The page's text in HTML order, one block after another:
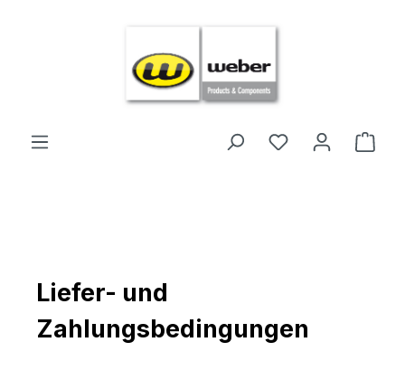
Liefer- und
Zahlungsbedingungen